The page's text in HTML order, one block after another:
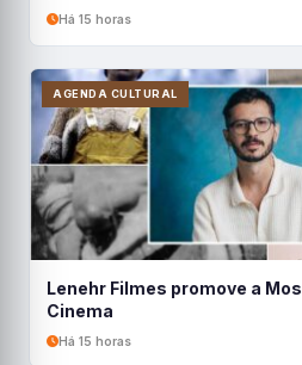
Há 15 horas
AGENDA CULTURAL
Lenehr Filmes promove a
Cinema
Há 15 horas